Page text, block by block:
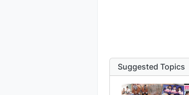
Suggested Topics